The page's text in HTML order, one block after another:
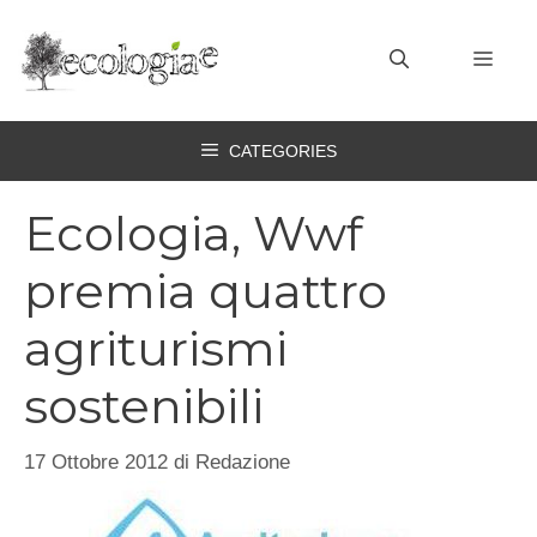
contenuto
CATEGORIES
Ecologia, Wwf
premia quattro
agriturismi
sostenibili
17 Ottobre 2012 di Redazione